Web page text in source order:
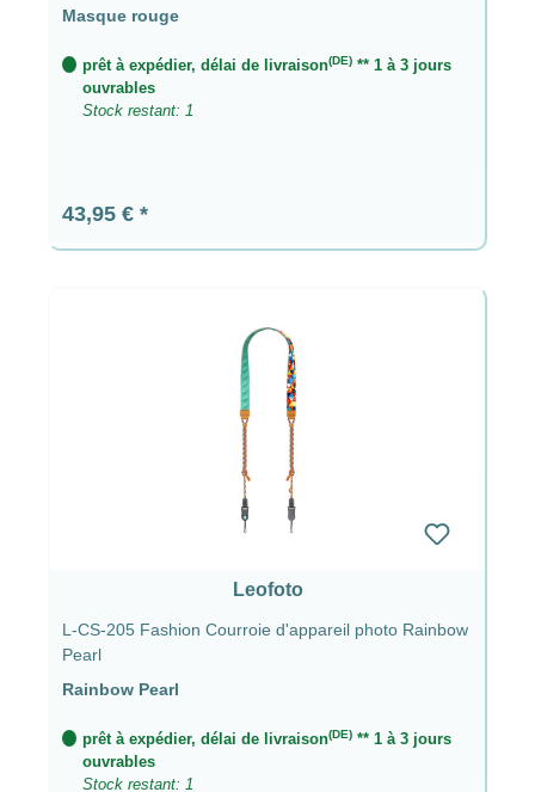
Masque rouge
prêt à expédier, délai de livraison(DE) ** 1 à 3 jours
ouvrables
Stock restant: 1
Prix régulier :
43,95 €
Leofoto
L-CS-205 Fashion Courroie d'appareil photo Rainbow
Pearl
Rainbow Pearl
prêt à expédier, délai de livraison(DE) ** 1 à 3 jours
ouvrables
Stock restant: 1